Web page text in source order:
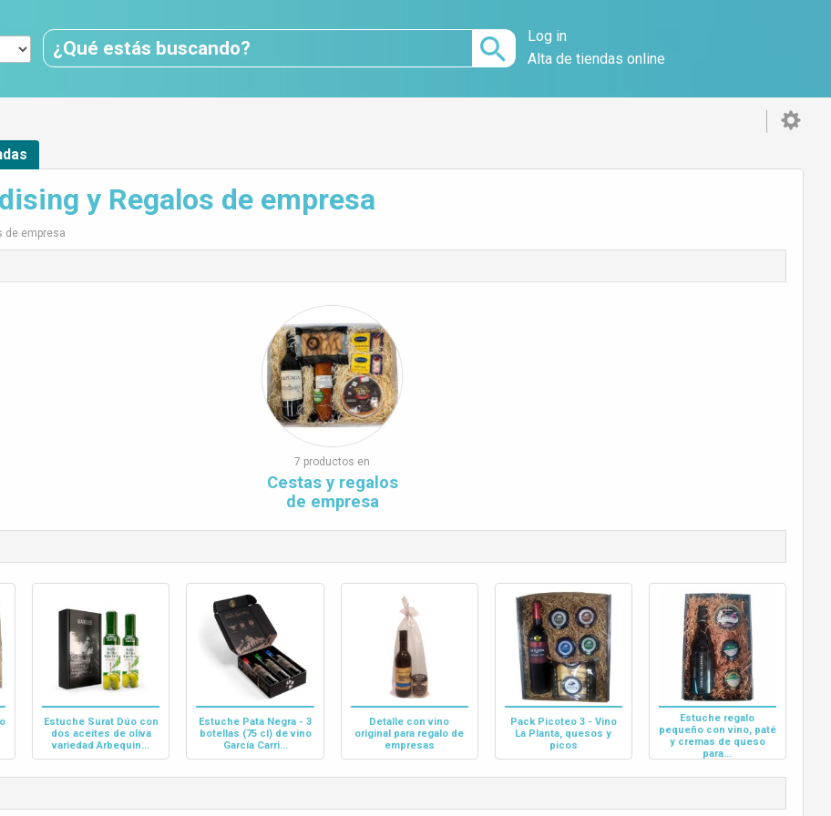
Log in
Alta de tiendas online
y Regalos de empresa
de empresa
7 productos en
Cestas y regalos
de empresa
Estuche Surat Dúo con
dos aceites de oliva
variedad Arbequin...
Estuche Pata Negra - 3
botellas (75 cl) de vino
García Carri...
Detalle con vino
original para regalo de
empresas
Pack Picoteo 3 - Vino
La Planta, quesos y
picos
Estuche regalo
pequeño con vino, paté
y cremas de queso
para...